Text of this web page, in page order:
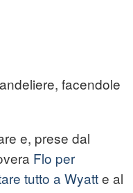
facendole
e, prese dal
Flo per
tutto a Wyatte al